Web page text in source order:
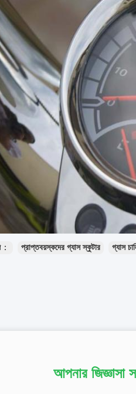
প্রাপ্তবয়স্কদের গ্যাস স্কুটার গ্যাস
আপনার জিজ্ঞাসা